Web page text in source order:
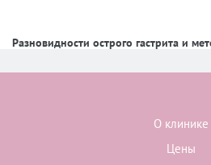
Разновидности острого гастрита и
О клинике
Цены